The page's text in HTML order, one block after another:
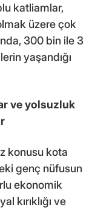
katliamlar,
üzere çok
300 bin ile 3
yaşandığı
ve yolsuzluk
konusu kota
genç nüfusun
ekonomik
kırıklığı ve